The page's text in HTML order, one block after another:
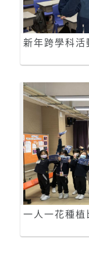
新年跨學科活
一人一花種植